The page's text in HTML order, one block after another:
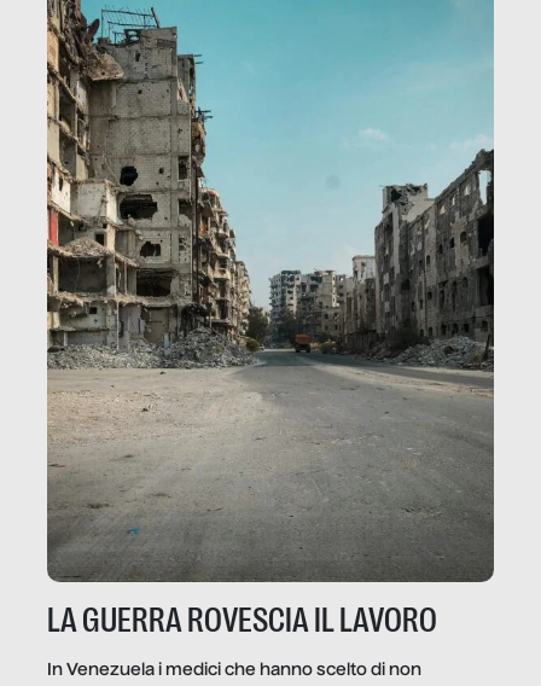
LA GUERRA ROVESCIA IL LAVORO
In Venezuela i medici che hanno scelto di non